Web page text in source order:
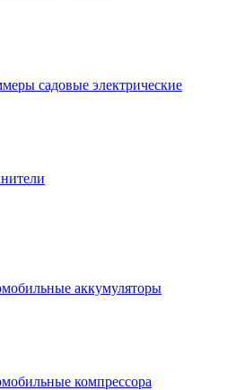
садовые электрические
аккумуляторы
компрессора